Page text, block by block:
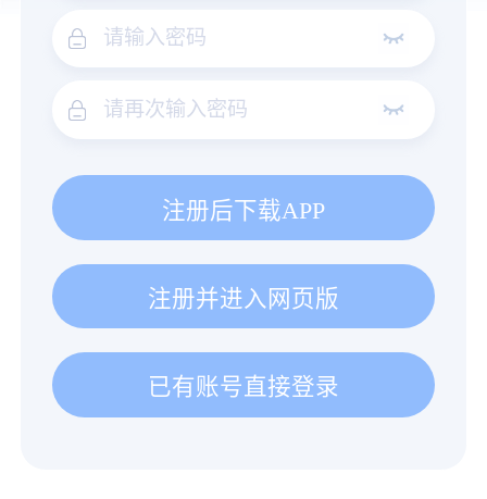
注册后下载APP
注册并进入网页版
已有账号直接登录